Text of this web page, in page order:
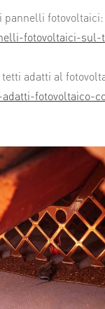
pannelli fotovoltaici:
fotovoltaici-sul-
adatti al
fotovoltaico-